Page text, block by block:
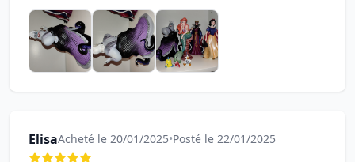
ElisaAcheté le 20/01/2025•Posté le 22/01/2025